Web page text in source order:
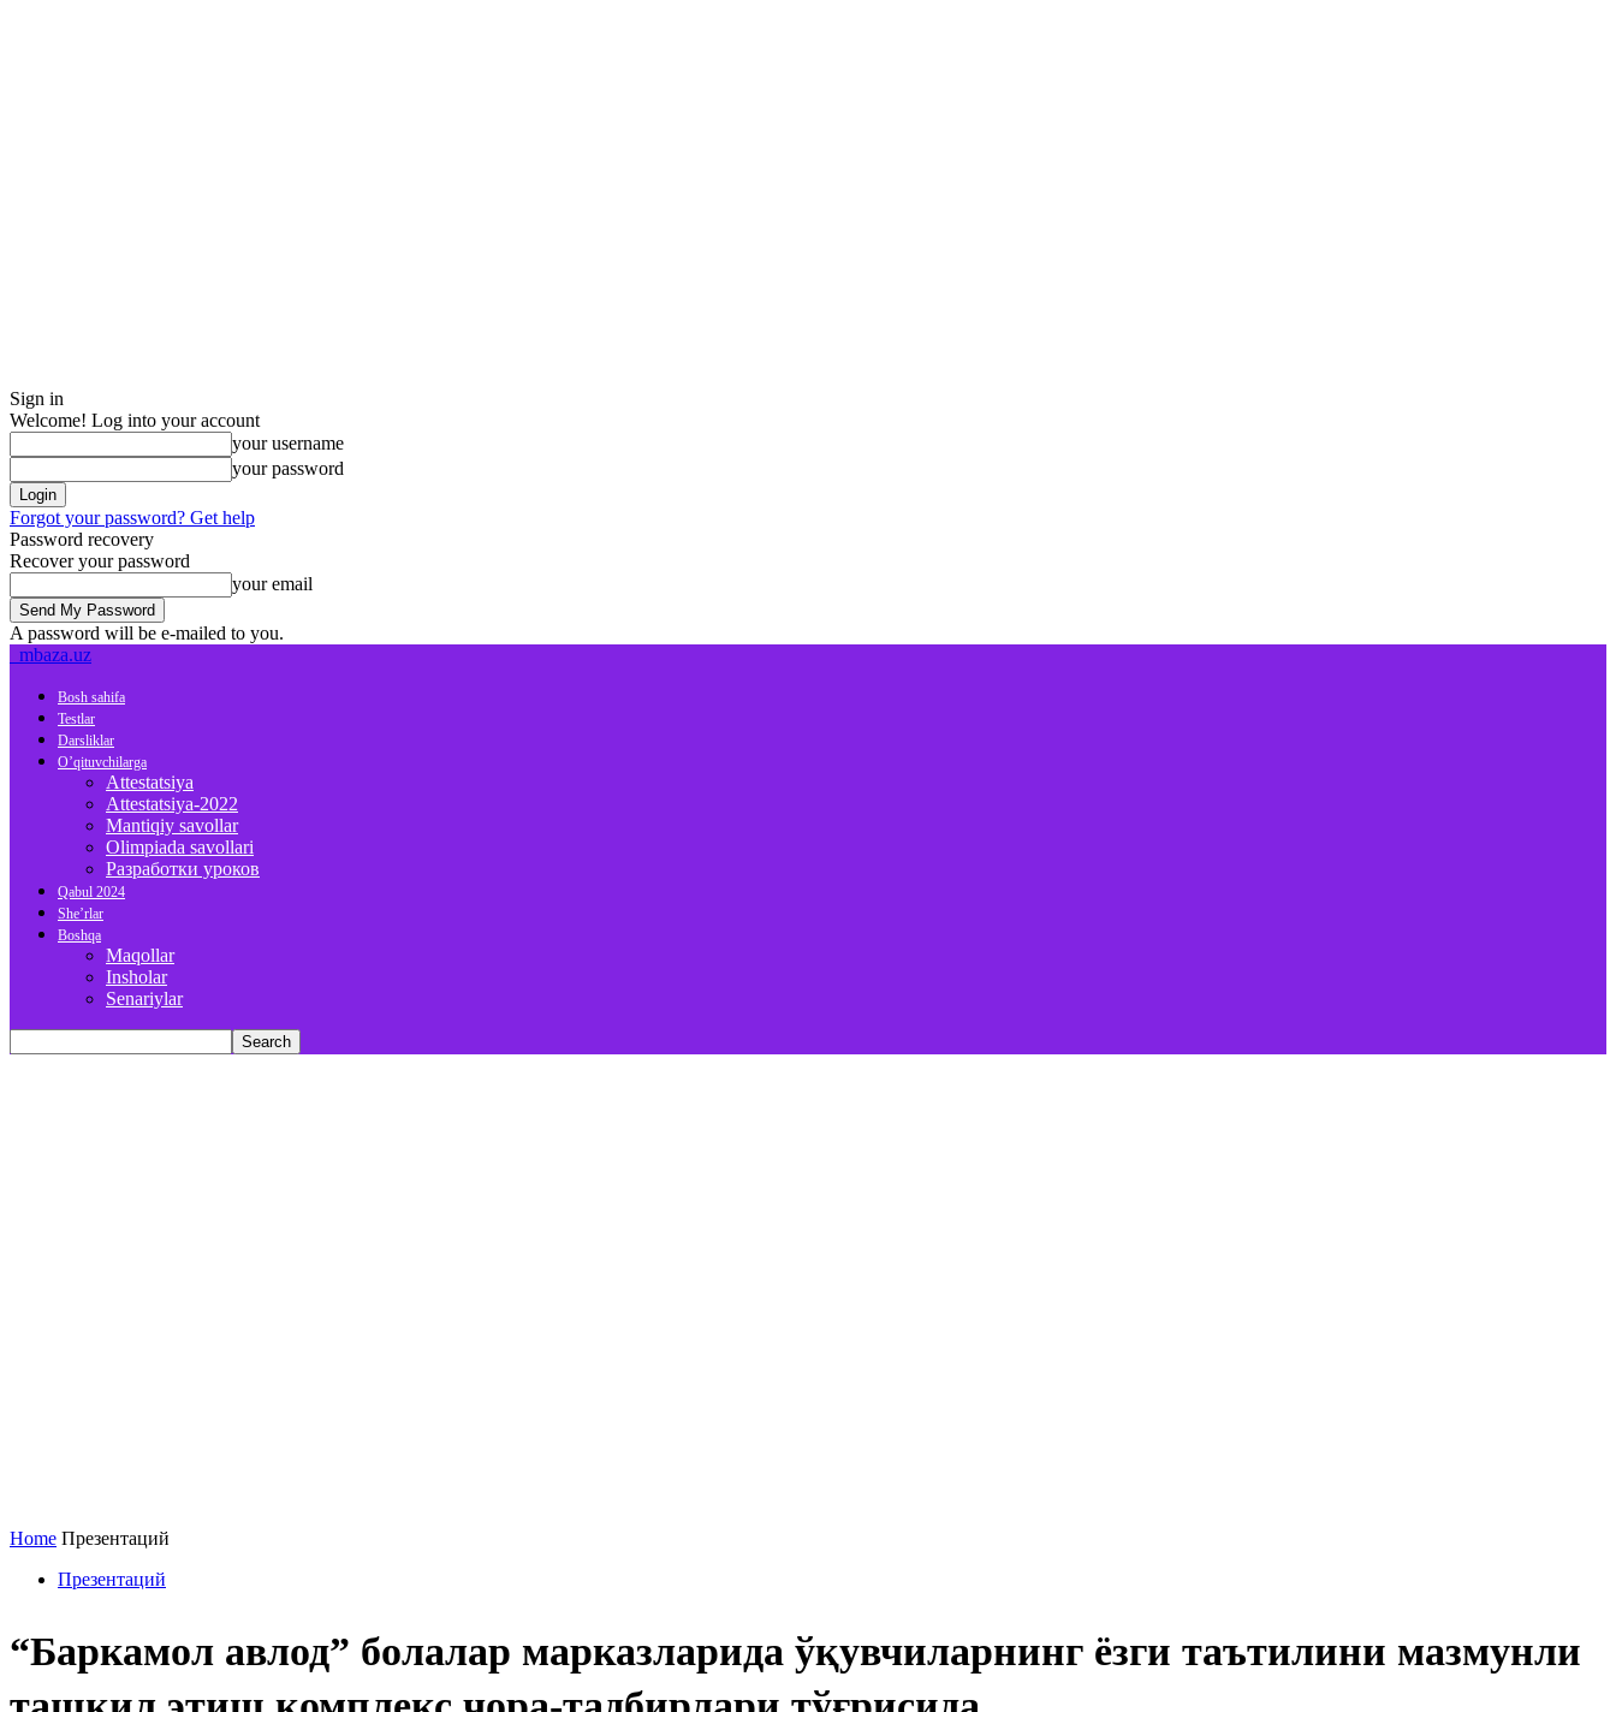
Sign in
Welcome! Log into your account
your username
your password
Forgot your password? Get help
Password recovery
Recover your password
your email
A password will be e-mailed to you.
mbaza.uz
Bosh sahifa
Testlar
Darsliklar
O’qituvchilarga
Attestatsiya
Attestatsiya-2022
Mantiqiy savollar
Olimpiada savollari
Разработки уроков
Qabul 2024
She’rlar
Boshqa
Maqollar
Insholar
Senariylar
Home Презентаций
Презентаций
“Баркамол авлод” болалар марказларида ўқувчиларнинг ёзги таътилини мазмунли